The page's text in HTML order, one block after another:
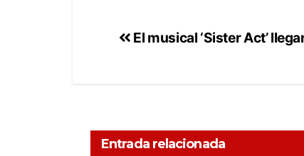
El musical ‘Sister Act’
Entrada relacionada